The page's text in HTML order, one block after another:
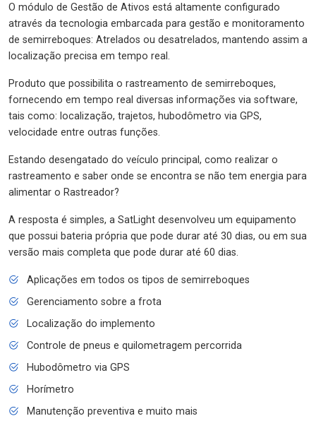
O módulo de Gestão de Ativos está altamente configurado
através da tecnologia embarcada para gestão e monitoramento
de semirreboques: Atrelados ou desatrelados, mantendo assim a
localização precisa em tempo real.
Produto que possibilita o rastreamento de semirreboques,
fornecendo em tempo real diversas informações via software,
tais como: localização, trajetos, hubodômetro via GPS,
velocidade entre outras funções.
Estando desengatado do veículo principal, como realizar o
rastreamento e saber onde se encontra se não tem energia para
alimentar o Rastreador?
A resposta é simples, a SatLight desenvolveu um equipamento
que possui bateria própria que pode durar até 30 dias, ou em sua
versão mais completa que pode durar até 60 dias.
Aplicações em todos os tipos de semirreboques
Gerenciamento sobre a frota
Localização do implemento
Controle de pneus e quilometragem percorrida
Hubodômetro via GPS
Horímetro
Manutenção preventiva e muito mais